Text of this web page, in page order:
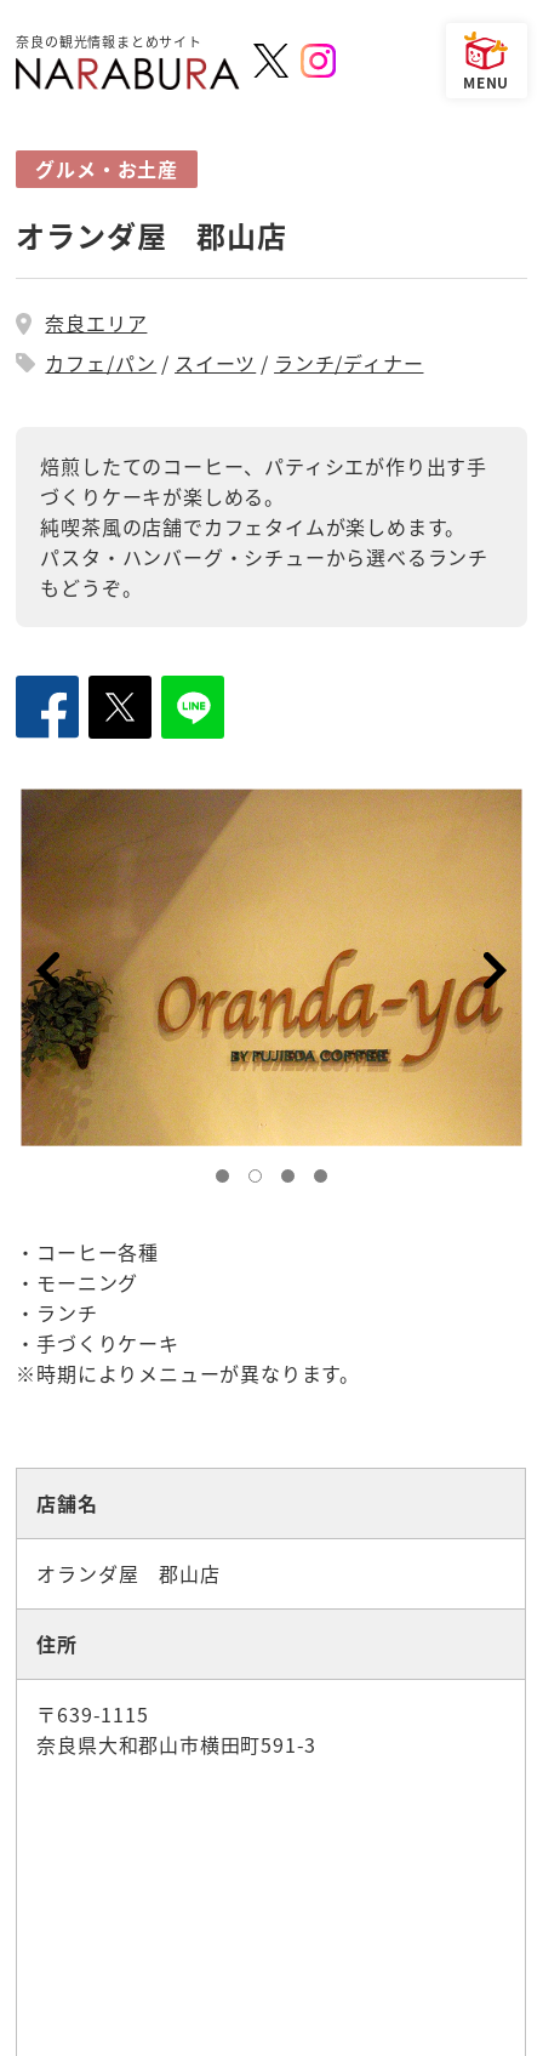
奈良の観光情報まとめサイト
グルメ・お土産
オランダ屋 郡山店
奈良エリア
カフェ/パン
スイーツ ランチ/ディナー
焙煎したてのコーヒー、パティシエが作り出す手
づくりケーキが楽しめる。
純喫茶風の店舗でカフェタイムが楽しめます。
パスタ・ハンバーグ・シチューから選べるランチ
もどうぞ。
・コーヒー各種
・モーニング
・ランチ
・手づくりケーキ
※時期によりメニューが異なります。
店舗名
オランダ屋 郡山店
住所
〒639-1115
奈良県大和郡山市横田町591-3